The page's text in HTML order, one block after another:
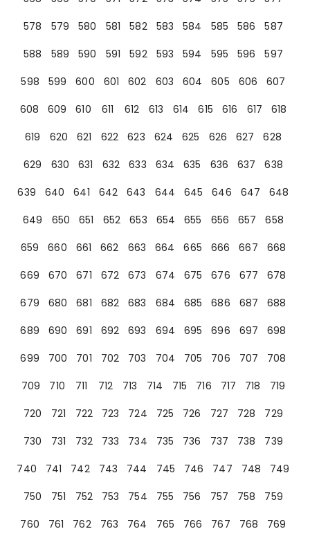
578
579 580 581 582 583 584 585 586
587
588
589 590 591 592 593 594 595 596
597
598
599 600 601 602 603 604 605 606
607
608
609 610 611 612 613 614 615 616 617
618
619
620 621 622 623 624 625 626 627
628
629
630 631 632 633 634 635 636 637
638
639
640 641 642 643 644 645 646 647
648
649
650 651 652 653 654 655 656 657
658
659
660 661 662 663 664 665 666 667
668
669
670 671 672 673 674 675 676 677
678
679
680 681 682 683 684 685 686 687
688
689
690 691 692 693 694 695 696 697
698
699
700 701 702 703 704 705 706 707
708
709
710 711 712 713 714 715 716 717 718
719
720
721 722 723 724 725 726 727 728
729
730
731 732 733 734 735 736 737 738
739
740
741 742 743 744 745 746 747 748
749
750
751 752 753 754 755 756 757 758
759
760
761 762 763 764 765 766 767 768
769